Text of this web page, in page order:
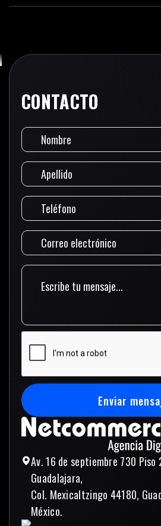
Av. 16 de septiembre 730 Piso
Guadalajara,
Col. Mexicaltzingo 44180,
México.
CONTACTO
Enviar
Enviar